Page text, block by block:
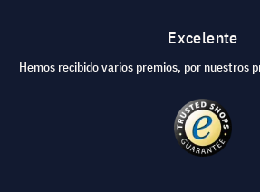
Excelente
Hemos recibido varios premios, por nuestros